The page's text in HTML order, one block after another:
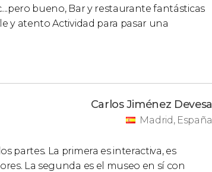
bueno, Bar y restaurante fantásticas
y atento Actividad para pasar una
Carlos Jiménez Devesa
Madrid, España
partes. La primera es interactiva, es
La segunda es el museo en sí con